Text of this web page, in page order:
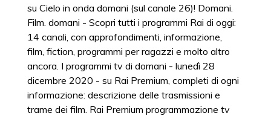
su Cielo in onda domani (sul canale 26)! Domani.
Film. domani - Scopri tutti i programmi Rai di oggi:
14 canali, con approfondimenti, informazione,
film, fiction, programmi per ragazzi e molto altro
ancora. I programmi tv di domani - lunedì 28
dicembre 2020 - su Rai Premium, completi di ogni
informazione: descrizione delle trasmissioni e
trame dei film. Rai Premium programmazione tv